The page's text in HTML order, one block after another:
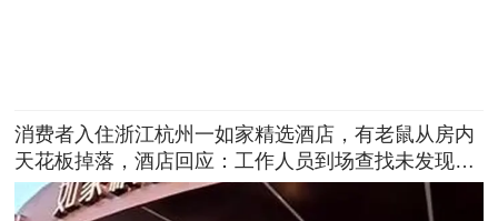
消费者入住浙江杭州一如家精选酒店，有老鼠从房内
天花板掉落，酒店回应：工作人员到场查找未发现老
鼠，已进行全方位消杀